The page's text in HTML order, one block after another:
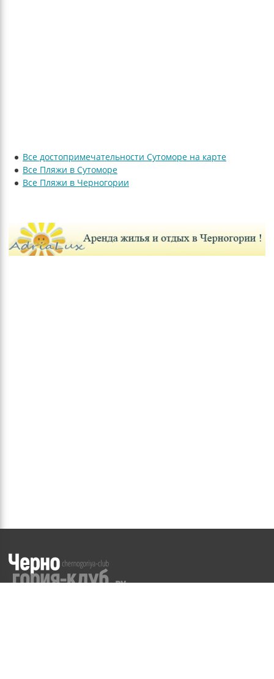
Все достопримечательности Сутоморе на карте
Все Пляжи в Сутоморе
Все Пляжи в Черногории